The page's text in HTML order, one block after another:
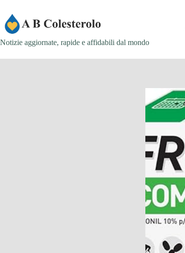
contenuto
Notizie aggiornate, rapide e affidabili dal mondo